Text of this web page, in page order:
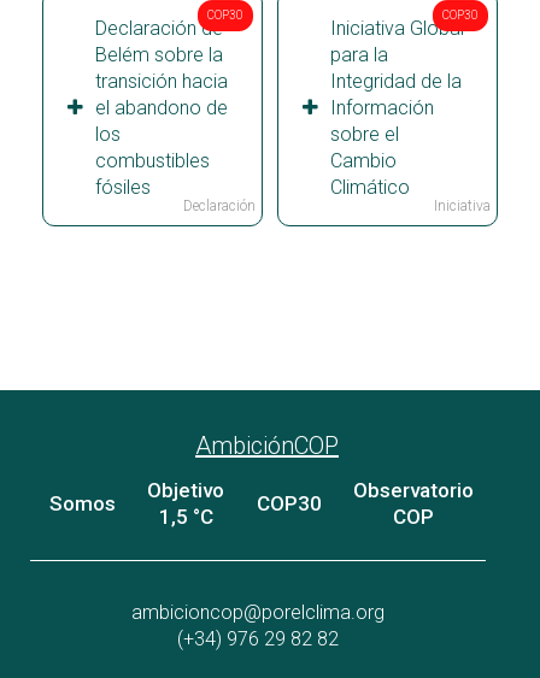
COP30
Declaración
Declaración de
Belém sobre la
transición hacia
el abandono de
los
combustibles
fósiles
COP30
Iniciativa
Iniciativa Global
para la
Integridad de la
Información
sobre el
Cambio
Climático
AmbiciónCOP
Somos
Objetivo
1,5 °C
COP30
Observatorio
COP
ambicioncop@porelclima.org
(+34) 976 29 82 82